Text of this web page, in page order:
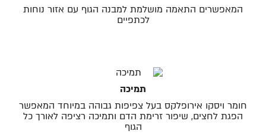
המאפשרים התאמה מושלמת למבנה הגוף עם אזור נוחות
לכתפיים
תמיכה
חומר ויסקו אירופלקס בעל צפיפות גבוהה במיוחד המאפשר
הפגת לחצים, שיפור זרימת הדם ותמיכה רציפה לאורך כל
הגוף